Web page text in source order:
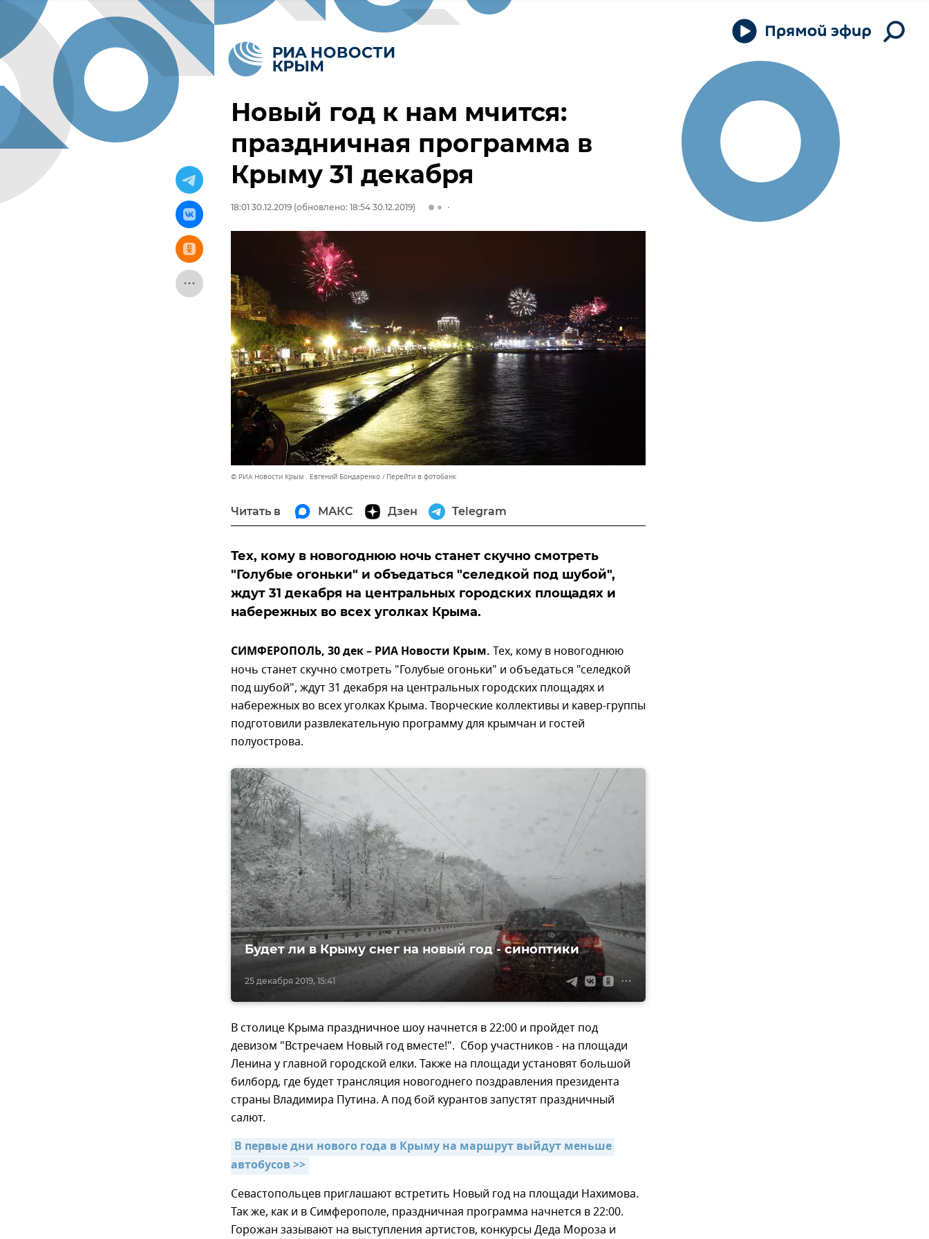
Новый год к нам мчится:
праздничная программа в
Крыму 31 декабря
18:01 30.12.2019 (обновлено: 18:54 30.12.2019)
© РИА Новости Крым . Евгений Бондаренко Перейти в фотобанк
Читать в МАКС Дзен Telegram
Тех, кому в новогоднюю ночь станет скучно смотреть
"Голубые огоньки" и объедаться "селедкой под шубой",
ждут 31 декабря на центральных городских площадях и
набережных во всех уголках Крыма.
СИМФЕРОПОЛЬ, 30 дек – РИА Новости Крым. Тех, кому в новогоднюю
ночь станет скучно смотреть "Голубые огоньки" и объедаться "селедкой
под шубой", ждут 31 декабря на центральных городских площадях и
набережных во всех уголках Крыма. Творческие коллективы и кавер-группы
подготовили развлекательную программу для крымчан и гостей
полуострова.
25 декабря 2019, 15:41
Будет ли в Крыму снег на новый год - синоптики
В столице Крыма праздничное шоу начнется в 22:00 и пройдет под
девизом "Встречаем Новый год вместе!". Сбор участников - на площади
Ленина у главной городской елки. Также на площади установят большой
билборд, где будет трансляция новогоднего поздравления президента
страны Владимира Путина. А под бой курантов запустят праздничный
салют.
В первые дни нового года в Крыму на маршрут выйдут меньше
автобусов >>
Севастопольцев приглашают встретить Новый год на площади Нахимова.
Так же, как и в Симферополе, праздничная программа начнется в 22:00.
Горожан зазывают на выступления артистов, конкурсы Деда Мороза и